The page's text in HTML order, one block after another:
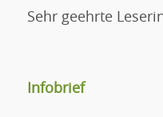
Sehr geehrte